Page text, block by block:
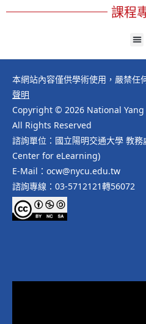
課程
本網站內容僅供學術使用，嚴禁任
聲明
Copyright © 2026 National
All Rights Reserved
諮詢單位：國立陽明交通大學 教
Center for eLearning)
E-Mail：ocw@nycu.edu.tw
諮詢專線：03-5712121轉56072